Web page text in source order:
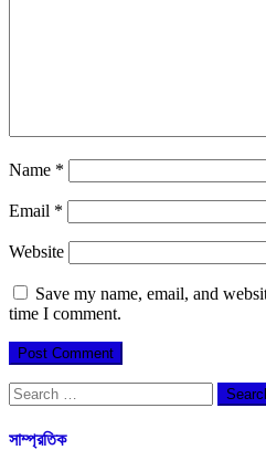
Name *
Email *
Website
Save my name, email, and
time I comment.
Search
for:
সাম্প্রতিক